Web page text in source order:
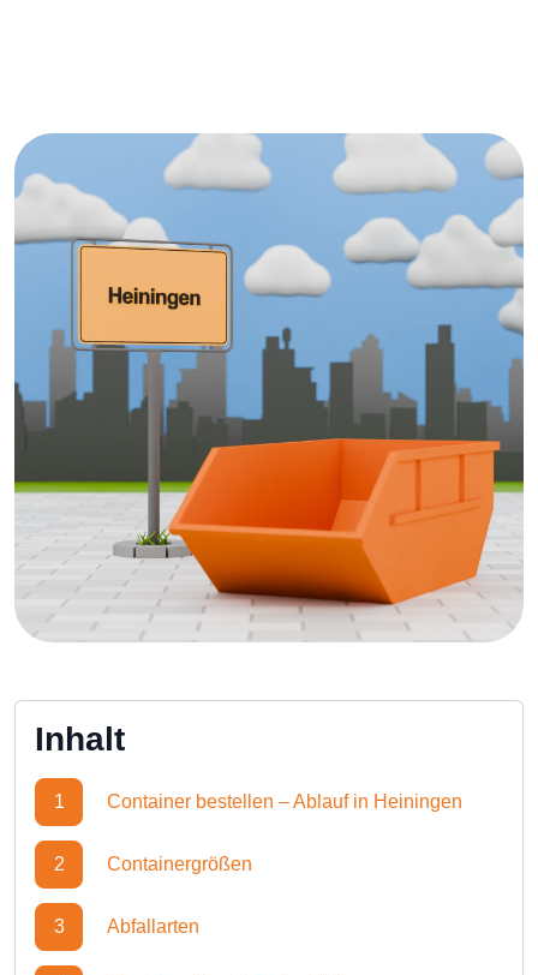
Inhalt
1 Container bestellen – Ablauf in Heiningen
2 Containergrößen
3 Abfallarten